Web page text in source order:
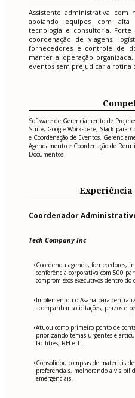
Assistente administrativa com
apoiando equipes com
tecnologia e consultoria. Forte
coordenação de viagens,
fornecedores e controle de
manter a operação
eventos sem prejudicar a rotina
Software de Gerenciamento de
Suite, Google Workspace, Slack para
e Coordenação de Eventos,
Agendamento e Coordenação de
Documentos
Coordenador
Tech Company Inc
•Coordenou agenda, fornecedores,
conferência corporativa com 500
compromissos executivos dentro do
•Implementou o Asana para
acompanhar solicitações, prazos e
•Atuou como primeiro ponto de
priorizando temas urgentes e
facilities, RH e TI.
•Consolidou compras de materiais
preferenciais, melhorando a
emergenciais.